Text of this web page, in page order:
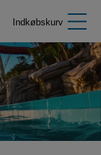
Indkøbskurv